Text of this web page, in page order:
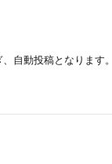
自動投稿となります